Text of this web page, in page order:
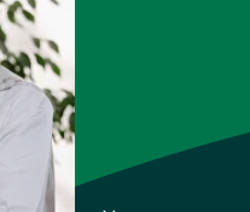
Учетная система re:Kassa —
для учета товаров,
позволяет вам сканировать
отслеживать запасы и
расходам без ошибок и
быстро и без сложных